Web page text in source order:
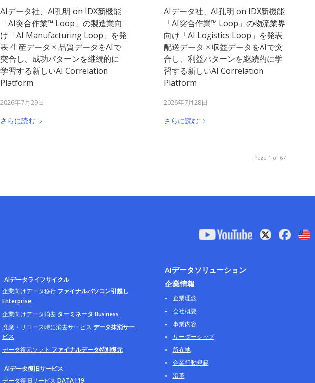
AIデータ社、AI孔明 on IDX新機能
「AI突合作業™ Loop」の製造業向
け「AI Manufacturing Loop」を発
表 生産データ × 品質データをAIで
突合し、成功パターンを継続的に
学習する新しいAI Correlation
Platform
2026年7月29日
さらに読む
AIデータ社、AI孔明 on IDX新機能
「AI突合作業™ Loop」の物流業界
向け「AI Logistics Loop」を発表
配送データ × 収益データをAIで突
合し、利益パターンを継続的に学
習する新しいAI Correlation
Platform
2026年7月28日
さらに読む
Page 1 of 67
AIデータライフサイクル
企業向けデータ移行 ファイナルパソコン引越し
Enterprise
企業向けデータ消去 ターミネータ Business
廃棄・リユース時に消去サービス データ抹消サー
ビス
データ復元ソフト ファイナルデータ特別復元
AIデータ復旧サービス
データ復旧サービス DATA119
AIデータソリューション
企業情報
企業理念
会社概要
事業内容
リーダーシップ
所在地
企業行動規範
沿革